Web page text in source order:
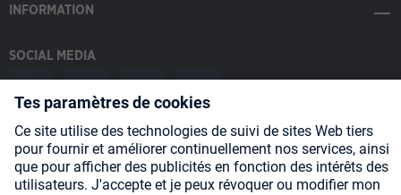
INFORMATION
SOCIAL MEDIA
Payment Methods